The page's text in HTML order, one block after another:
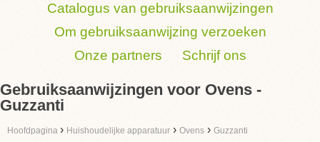
Catalogus van gebruiksaanwijzingen
Om gebruiksaanwijzing verzoeken
Onze partners
Schrijf ons
Gebruiksaanwijzingen voor Ovens -
Guzzanti
Hoofdpagina › Huishoudelijke apparatuur › Ovens › Guzzanti